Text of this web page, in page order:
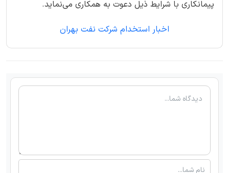
پیمانکاری با شرايط ذيل دعوت به همکاری می‌نماید.
اخبار استخدام شرکت نفت بهران